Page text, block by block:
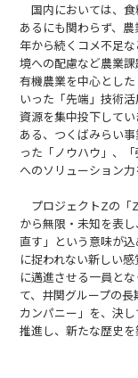
国内においては、
あるにも関わらず、
年から続くコメ不足
境への配慮など農業
有機農業を中心とし
いった「先端」技術
資源を集中投下して
ある、つくばみらい
った「ノウハウ」、
へのソリューション力
プロジェクトZの「
から無限・未知を表
直す」という意味が
に捉われない新しい
に邁進させる一員と
て、井関グループの
カンパニー」を、決
推進し、新たな歴史を